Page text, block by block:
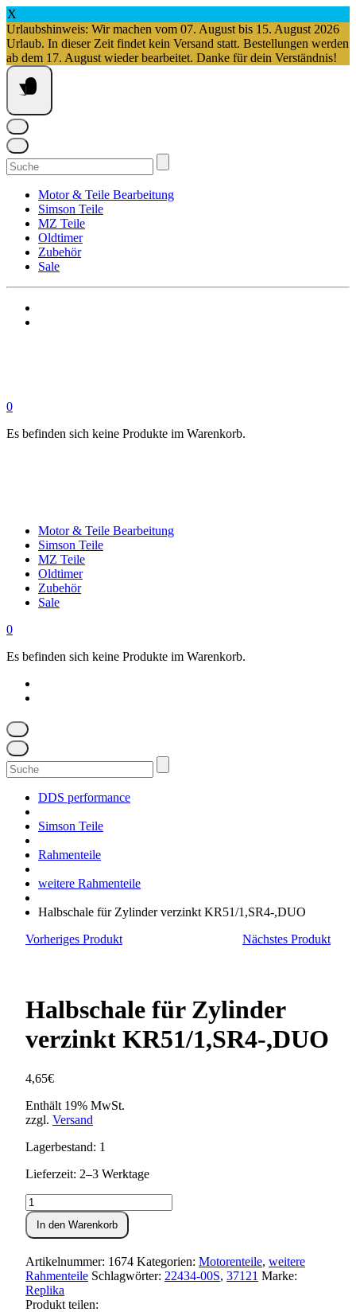
X
Urlaubshinweis: Wir machen vom 07. August bis 15. August 2026
Urlaub. In dieser Zeit findet kein Versand statt. Bestellungen werden
ab dem 17. August wieder bearbeitet. Danke für dein Verständnis!
Springe
zum
Inhalt
Suchen
nach:
Motor & Teile Bearbeitung
Simson Teile
MZ Teile
Oldtimer
Zubehör
Sale
0
Es befinden sich keine Produkte im Warenkorb.
Motor & Teile Bearbeitung
Simson Teile
MZ Teile
Oldtimer
Zubehör
Sale
0
Es befinden sich keine Produkte im Warenkorb.
Suchen
nach:
DDS performance
Simson Teile
Rahmenteile
weitere Rahmenteile
Halbschale für Zylinder verzinkt KR51/1,SR4-,DUO
Vorheriges Produkt
Nächstes Produkt
Halbschale für Zylinder
verzinkt KR51/1,SR4-,DUO
4,65€
Enthält 19% MwSt.
zzgl. Versand
Lagerbestand: 1
Lieferzeit: 2–3 Werktage
Halbschale
für
Zylinder
verzinkt
KR51/1,SR4-,DUO
Menge
In den Warenkorb
Artikelnummer: 1674 Kategorien: Motorenteile, weitere
Rahmenteile Schlagwörter: 22434-00S, 37121 Marke:
Replika
Produkt teilen: